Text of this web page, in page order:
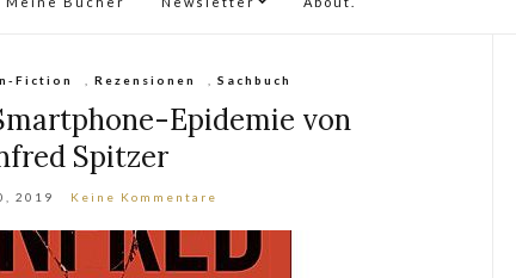
Fiction Rezensionen Sachbuch
Epidemie von
Spitzer
2019 Keine Kommentare